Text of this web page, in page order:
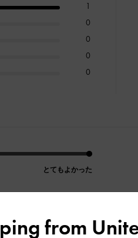
1
0
0
0
0
とてもよかった
from